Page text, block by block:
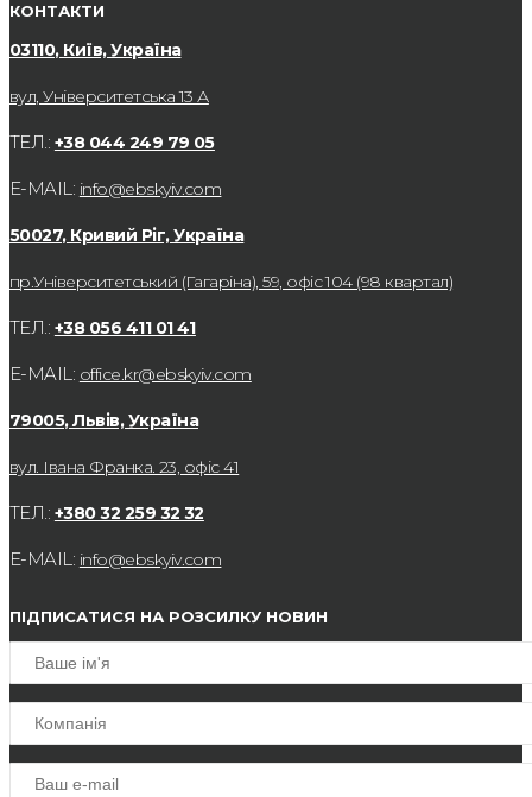
КОНТАКТИ
03110, Київ, Україна
вул, Університетська 13 А
ТЕЛ.: +38 044 249 79 05
E-MAIL: info@ebskyiv.com
50027, Кривий Ріг, Україна
пр.Університетський (Гагаріна), 59, офіс 104 (98 квартал)
ТЕЛ.: +38 056 411 01 41
E-MAIL: office.kr@ebskyiv.com
79005, Львів, Україна
вул. Івана Франка. 23, офіс 41
ТЕЛ.: +380 32 259 32 32
E-MAIL: info@ebskyiv.com
ПІДПИСАТИСЯ НА РОЗСИЛКУ НОВИН